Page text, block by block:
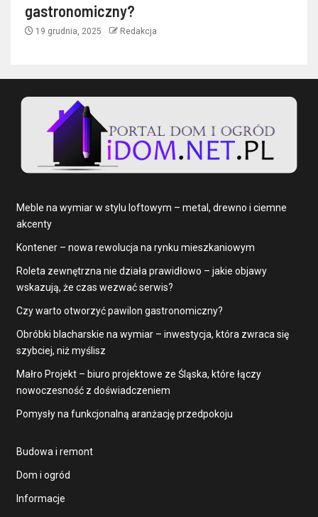
gastronomiczny?
19 grudnia, 2025 Redakcja
Meble na wymiar w stylu loftowym – metal, drewno i ciemne
akcenty
Kontener – nowa rewolucja na rynku mieszkaniowym
Roleta zewnętrzna nie działa prawidłowo – jakie objawy
wskazują, że czas wezwać serwis?
Czy warto otworzyć pawilon gastronomiczny?
Obróbki blacharskie na wymiar – inwestycja, która zwraca się
szybciej, niż myślisz
Małro Projekt – biuro projektowe ze Śląska, które łączy
nowoczesność z doświadczeniem
Pomysły na funkcjonalną aranżację przedpokoju
Budowa i remont
Dom i ogród
Informacje